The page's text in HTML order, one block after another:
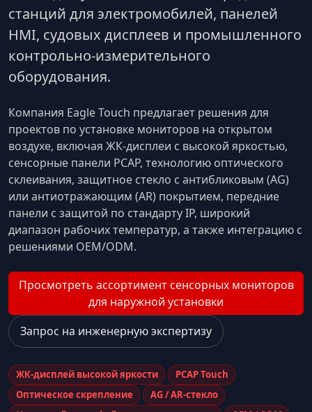
станций для электромобилей, панелей
HMI, судовых дисплеев и промышленного
контрольно-измерительного
оборудования.
Компания Eagle Touch предлагает решения для
проектов по установке мониторов на открытом
воздухе, включая ЖК-дисплеи с высокой яркостью,
сенсорные панели PCAP, технологию оптического
склеивания, защитное стекло с антибликовым (AG)
или антиотражающим (AR) покрытием, передние
панели с защитой по стандарту IP, широкий
диапазон рабочих температур, а также интеграцию с
решениями OEM/ODM.
Просмотреть ассортимент сенсорных мониторов
для наружной установки
Запрос на инженерную экспертизу
ЖК-дисплей высокой яркости
PCAP Touch
Оптическое скрепление
AG / AR-стекло